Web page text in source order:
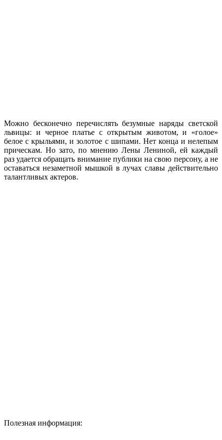
Можно бесконечно перечислять безумные наряды светской
львицы: и черное платье с открытым животом, и «голое»
белое с крыльями, и золотое с шипами. Нет конца и нелепым
прическам. Но зато, по мнению Лены Лениной, ей каждый
раз удается обращать внимание публики на свою персону, а не
оставаться незаметной мышкой в лучах славы действительно
талантливых актеров.
Полезная информация: